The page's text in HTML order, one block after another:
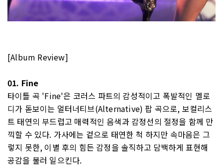
[Album Review]
01. Fine
타이틀 곡 'Fine'은 코러스 파트의 감성적이고 폭발적인 멜로
디가 돋보이는 얼터너티브(Alternative) 팝 곡으로, 보컬리스
트 태연의 부드럽고 매력적인 음색과 감정선의 절정을 함께 만
끽할 수 있다. 가사에는 겉으로 태연한 척 하지만 속마음은 그
렇지 못한, 이별 후의 힘든 감정을 솔직하고 담백하게 표현해
공감을 불러 일으킨다.